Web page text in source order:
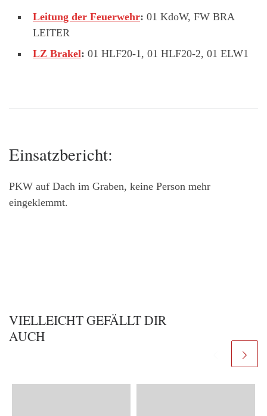
Leitung der Feuerwehr: 01 KdoW, FW BRA
LEITER
LZ Brakel: 01 HLF20-1, 01 HLF20-2, 01 ELW1
Einsatzbericht:
PKW auf Dach im Graben, keine Person mehr
eingeklemmt.
VIELLEICHT GEFÄLLT DIR
AUCH